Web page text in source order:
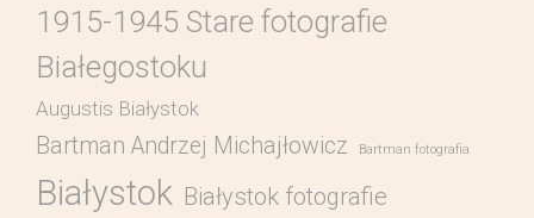
1915-1945 Stare fotografie
Białegostoku
Augustis Białystok
Bartman Andrzej Michajłowicz Bartman fotografia
Białystok Białystok fotografie